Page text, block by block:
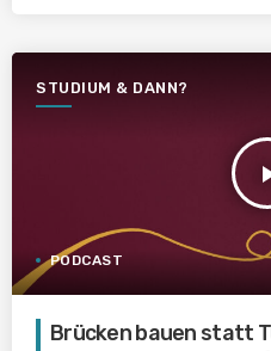
STUDIUM & DANN?
PODCAST
Brücken bauen statt